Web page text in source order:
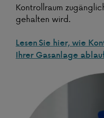
Kontrollraum
gehalten wird.
Lesen Sie hier, wie
Ihrer Gasanlage